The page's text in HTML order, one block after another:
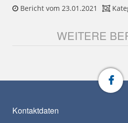
Bericht vom 23.01.2021
WEITERE
Kontaktdaten